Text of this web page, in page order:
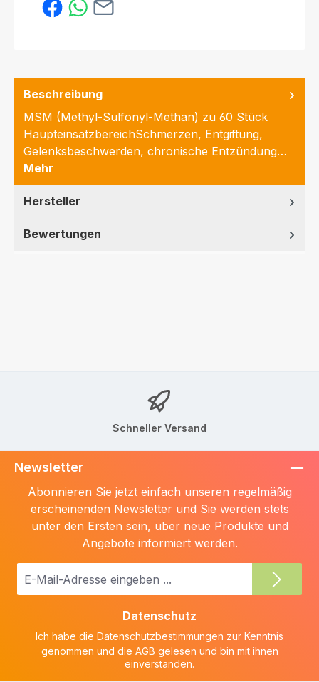
Beschreibung
MSM (Methyl-Sulfonyl-Methan) zu 60 Stück
HaupteinsatzbereichSchmerzen, Entgiftung,
Gelenksbeschwerden, chronische Entzündung…
Mehr
Hersteller
Bewertungen
Schneller Versand
Newsletter
Abonnieren Sie jetzt einfach unseren regelmäßig
erscheinenden Newsletter und Sie werden stets
unter den Ersten sein, über neue Produkte und
Angebote informiert werden.
E-
Datenschutz
Ich habe die Datenschutzbestimmungen zur Kenntnis
genommen und die AGB gelesen und bin mit ihnen
einverstanden.